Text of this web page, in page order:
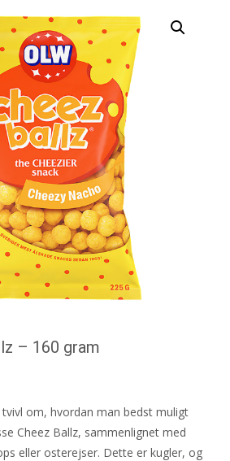
– 160 gram
tvivl om, hvordan man bedst muligt
Cheez Ballz, sammenlignet med
eller osterejser. Dette er kugler, og